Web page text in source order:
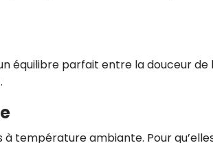
équilibre parfait entre la douceur de
température ambiante. Pour